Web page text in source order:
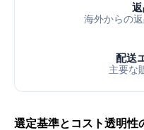
海外からの
配送
主要な
選定基準とコスト透明性